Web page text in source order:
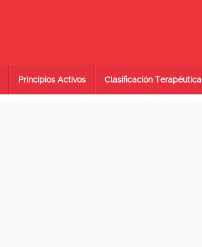
Principios Activos Clasificación Terapéutica